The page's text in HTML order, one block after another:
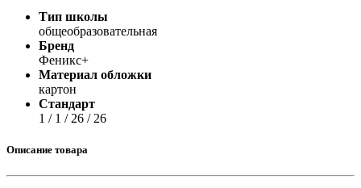
Тип школы
общеобразовательная
Бренд
Феникс+
Материал обложки
картон
Стандарт
1 / 1 / 26 / 26
Описание товара